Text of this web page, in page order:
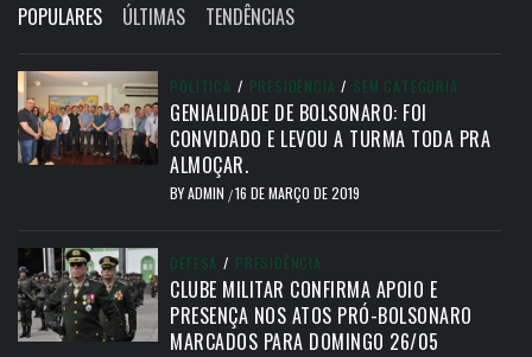
POPULARES ÚLTIMAS TENDÊNCIAS
POLÍTICA / PRESIDÊNCIA / SEM CATEGORIA
GENIALIDADE DE BOLSONARO: FOI
CONVIDADO E LEVOU A TURMA TODA PRA
ALMOÇAR.
BYADMIN /16 DE MARÇO DE 2019
DEFESA / PRESIDÊNCIA
CLUBE MILITAR CONFIRMA APOIO E
PRESENÇA NOS ATOS PRÓ-BOLSONARO
MARCADOS PARA DOMINGO 26/05